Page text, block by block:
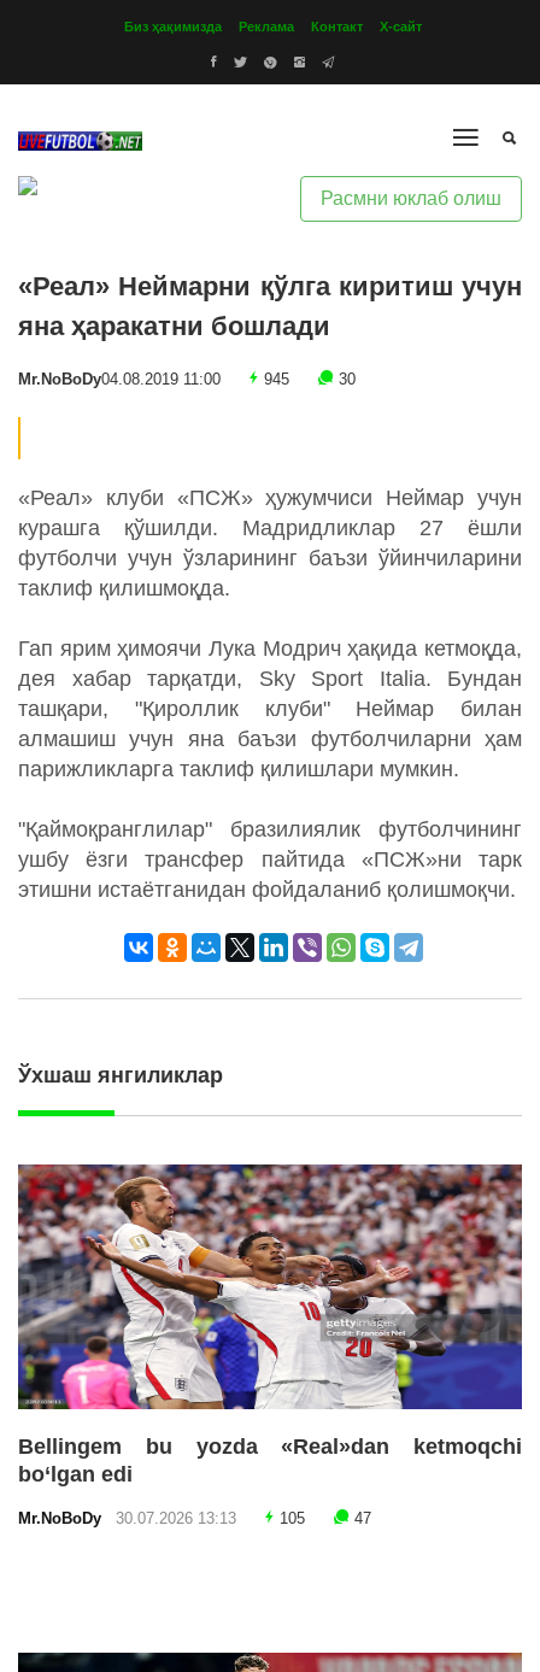
Биз ҳақимизда Реклама Контакт Х-сайт
Расмни юклаб олиш
«Реал» Неймарни қўлга киритиш учун
яна ҳаракатни бошлади
Mr.NoBoDy04.08.2019 11:00 945 30
«Реал» клуби «ПСЖ» ҳужумчиси Неймар учун
курашга қўшилди. Мадридликлар 27 ёшли
футболчи учун ўзларининг баъзи ўйинчиларини
таклиф қилишмоқда.
Гап ярим ҳимоячи Лука Модрич ҳақида кетмоқда,
дея хабар тарқатди, Sky Sport Italia. Бундан
ташқари, "Қироллик клуби" Неймар билан
алмашиш учун яна баъзи футболчиларни ҳам
парижликларга таклиф қилишлари мумкин.
"Қаймоқранглилар" бразилиялик футболчининг
ушбу ёзги трансфер пайтида «ПСЖ»ни тарк
этишни истаётганидан фойдаланиб қолишмоқчи.
Ўхшаш янгиликлар
Bellingem bu yozda «Real»dan ketmoqchi
bo‘lgan edi
Mr.NoBoDy 30.07.2026 13:13 105 47